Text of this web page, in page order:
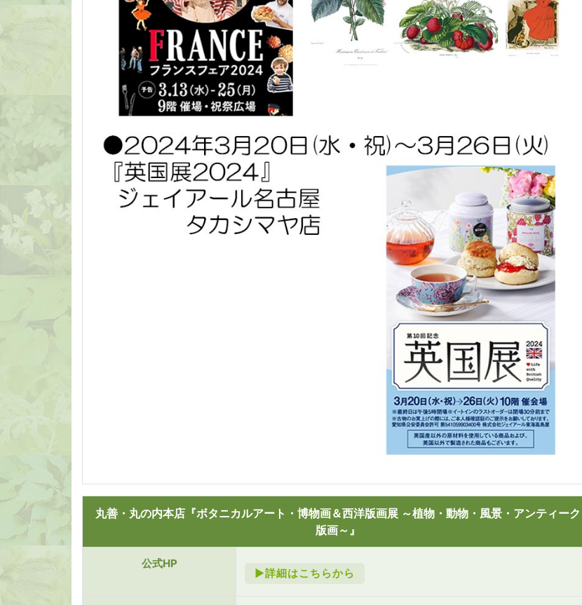
丸善・丸の内本店『ボタニカルアート・博物画＆西洋版画展 ～植物・動物・風景・アンティーク
版画～』
公式HP
►詳細はこちらから